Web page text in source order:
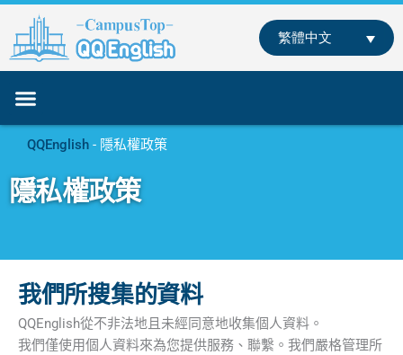
跳
主
要
繁體中文
QQEnglish - 隱私權政策
隱私權政策
我們所搜集的資料
QQEnglish從不非法地且未經同意地收集個人資料。
我們僅使用個人資料來為您提供服務、聯繫。我們嚴格管理所